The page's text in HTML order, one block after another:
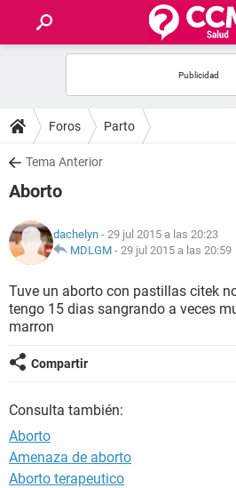
FOROS
SALUD
NUTRICIÓN
BIENESTAR
Foros Parto
Tema Anterior
Aborto
dachelyn - 29 jul 2015 a las 20:23
MDLGM - 29 jul 2015 a las 20:59
Tuve un aborto con pastillas citek
tengo 15 dias sangrando a veces
marron
Compartir
Consulta también:
Aborto
Amenaza de aborto
Aborto terapeutico